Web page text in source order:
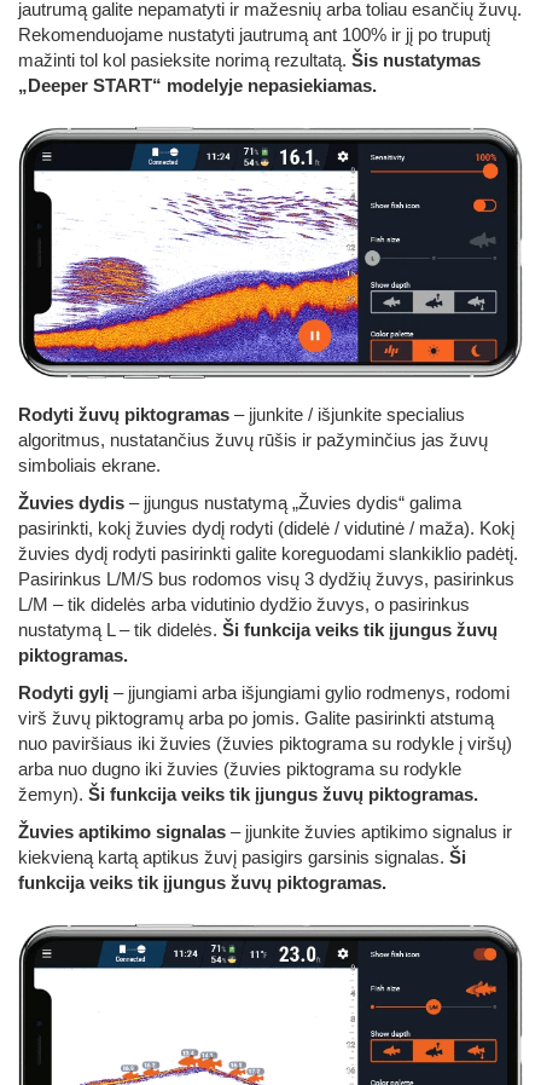
jautrumą galite nepamatyti ir mažesnių arba toliau esančių žuvų.
Rekomenduojame nustatyti jautrumą ant 100% ir jį po truputį
mažinti tol kol pasieksite norimą rezultatą. Šis nustatymas
„Deeper START“ modelyje nepasiekiamas.
Rodyti žuvų piktogramas – įjunkite / išjunkite specialius
algoritmus, nustatančius žuvų rūšis ir pažyminčius jas žuvų
simboliais ekrane.
Žuvies dydis – įjungus nustatymą „Žuvies dydis“ galima
pasirinkti, kokį žuvies dydį rodyti (didelė / vidutinė / maža). Kokį
žuvies dydį rodyti pasirinkti galite koreguodami slankiklio padėtį.
Pasirinkus L/M/S bus rodomos visų 3 dydžių žuvys, pasirinkus
L/M – tik didelės arba vidutinio dydžio žuvys, o pasirinkus
nustatymą L – tik didelės. Ši funkcija veiks tik įjungus žuvų
piktogramas.
Rodyti gylį – įjungiami arba išjungiami gylio rodmenys, rodomi
virš žuvų piktogramų arba po jomis. Galite pasirinkti atstumą
nuo paviršiaus iki žuvies (žuvies piktograma su rodykle į viršų)
arba nuo dugno iki žuvies (žuvies piktograma su rodykle
žemyn). Ši funkcija veiks tik įjungus žuvų piktogramas.
Žuvies aptikimo signalas – įjunkite žuvies aptikimo signalus ir
kiekvieną kartą aptikus žuvį pasigirs garsinis signalas. Ši
funkcija veiks tik įjungus žuvų piktogramas.